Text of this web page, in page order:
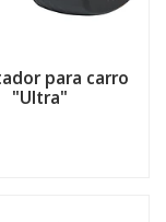
para carro
"Ultra"